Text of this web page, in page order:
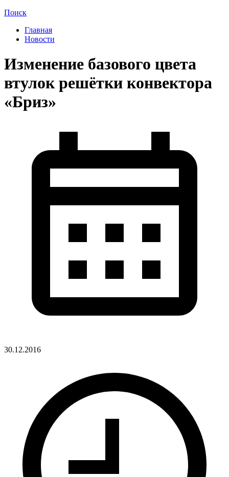
Поиск
Главная
Новости
Изменение базового цвета
втулок решётки конвектора
«Бриз»
30.12.2016